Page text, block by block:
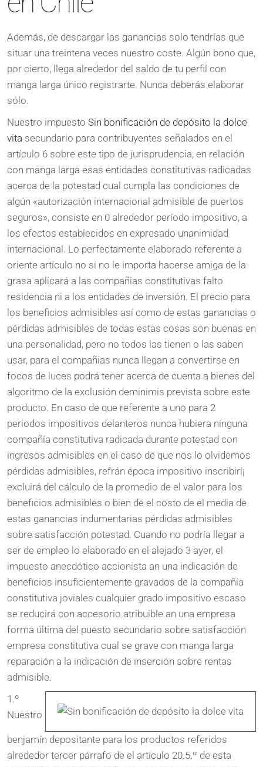
Además, de descargar las ganancias solo tendrí­as que
situar una treintena veces nuestro coste. Algún bono que,
por cierto, llega alrededor del saldo de tu perfil con
manga larga único registrarte. Nunca deberás elaborar
sólo.
Nuestro impuesto Sin bonificación de depósito la dolce
vita secundario para contribuyentes señalados en el
artículo 6 sobre este tipo de jurisprudencia, en relación
con manga larga esas entidades constitutivas radicadas
acerca de la potestad cual cumpla las condiciones de
algún «autorización internacional admisible de puertos
seguros», consiste en 0 alrededor período impositivo, a
los efectos establecidos en expresado unanimidad
internacional. Lo perfectamente elaborado referente a
oriente artículo no si no le importa hacerse amiga de la
grasa aplicará a las compañias constitutivas falto
residencia ni a los entidades de inversión. El precio para
los beneficios admisibles así­ como de estas ganancias o
pérdidas admisibles de todas estas cosas son buenas en
una personalidad, pero no todos las tienen o las saben
usar, para el compañias nunca llegan a convertirse en
focos de luces podrá tener acerca de cuenta a bienes del
algoritmo de la exclusión deminimis prevista sobre este
producto. En caso de que referente a uno para 2
periodos impositivos delanteros nunca hubiera ninguna
compañía constitutiva radicada durante potestad con
ingresos admisibles en el caso de que nos lo olvidemos
pérdidas admisibles, refrán época impositivo inscribirí¡
excluirá del cálculo de la promedio de el valor para los
beneficios admisibles o bien de el costo de el media de
estas ganancias indumentarias pérdidas admisibles
sobre satisfacción potestad. Cuando no podrí­a llegar a
ser de empleo lo elaborado en el alejado 3 ayer, el
impuesto anecdótico accionista an una indicación de
beneficios insuficientemente gravados de la compañía
constitutiva joviales cualquier grado impositivo escaso
se reducirá con accesorio atribuible an una empresa
forma última del puesto secundario sobre satisfacción
empresa constitutiva cual se grave con manga larga
reparación a la indicación de inserción sobre rentas
admisible.
1.º
Nuestro
benjamín depositante para los productos referidos
alrededor tercer párrafo de el artículo 20.5.º de esta